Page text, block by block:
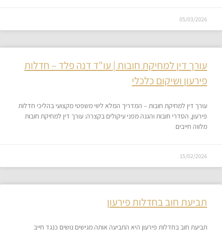
05/03/2026
עורך דין למחיקת חובות | עו"ד דנה פלד – חדלות
פירעון ושיקום כלכלי
עורך דין למחיקת חובות – המדריך המלא ליווי משפטי מקצועי בהליכי חדלות
פירעון, הסדרי חובות והגנה מפני עיקולים בקצרה: עורך דין למחיקת חובות
מלווה חייבים
15/02/2026
תביעת חוב בחדלות פירעון
תביעת חוב בחדלות פירעון היא התביעה אותה מגישים נושים כנגד חייב